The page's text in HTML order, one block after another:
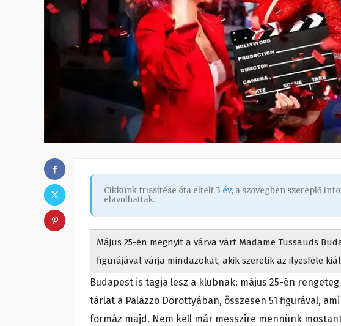
Cikkünk frissítése óta eltelt 3 év, a szövegben szereplő
elavulhattak.
Május 25-én megnyit a várva várt Madame Tussauds
figurájával várja mindazokat, akik szeretik az ilyesféle
Budapest is tagja lesz a klubnak: május 25-én
tárlat a Palazzo Dorottyában, összesen 51 figurával,
formáz majd. Nem kell már messzire mennünk